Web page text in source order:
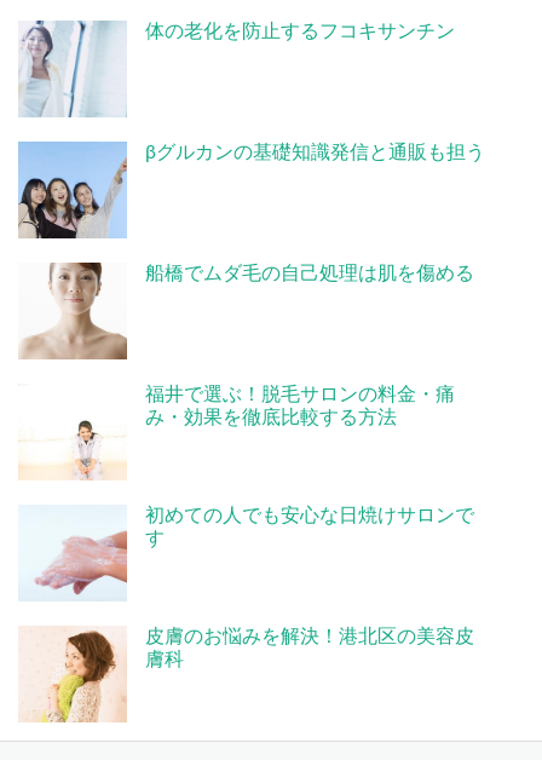
体の老化を防止するフコキサンチン
βグルカンの基礎知識発信と通販も担う
船橋でムダ毛の自己処理は肌を傷める
福井で選ぶ！脱毛サロンの料金・痛
み・効果を徹底比較する方法
初めての人でも安心な日焼けサロンで
す
皮膚のお悩みを解決！港北区の美容皮
膚科